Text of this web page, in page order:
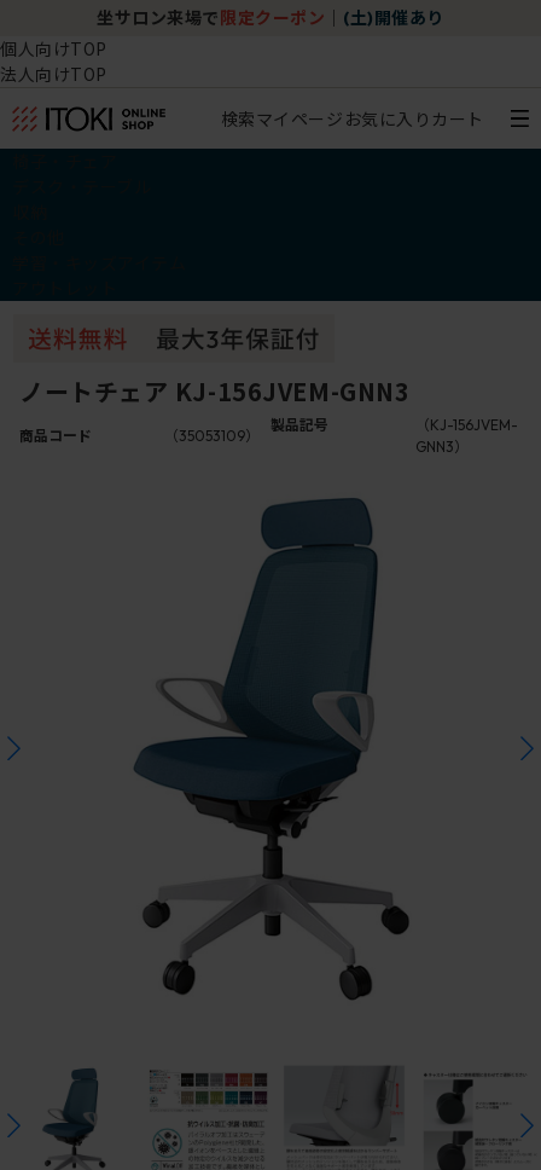
坐サロン来場で 限定クーポン (土)開催あり
個人向けTOP
法人向けTOP
検索マイページ お気に入り カート
ノートチェア KJ-156JVEM-GNN3
商品コード （35053109）
製品記号
（KJ-156JVEM-
GNN3）